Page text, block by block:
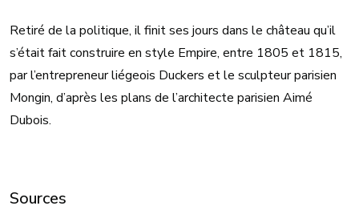
Retiré de la politique, il finit ses jours dans le château qu’il
s’était fait construire en style Empire, entre 1805 et 1815,
par l’entrepreneur liégeois Duckers et le sculpteur parisien
Mongin, d’après les plans de l’architecte parisien Aimé
Dubois.
Sources